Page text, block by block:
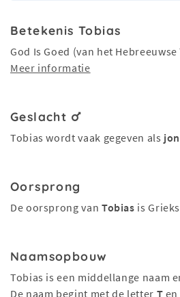
Betekenis Tobias
Meer informatie
Geslacht
Tobias wordt vaak gegeven als
Oorsprong
De oorsprong van Tobias is Grieks
Naamsopbouw
Tobias is een middellange naam
De naam begint met de letter T